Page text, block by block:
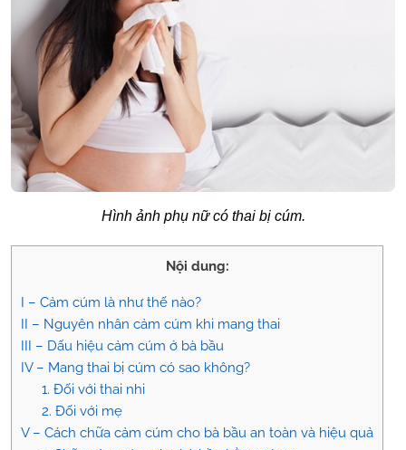
Hình ảnh phụ nữ có thai bị cúm.
Nội dung:
I – Cảm cúm là như thế nào?
II – Nguyên nhân cảm cúm khi mang thai
III – Dấu hiệu cảm cúm ở bà bầu
IV – Mang thai bị cúm có sao không?
1. Đối với thai nhi
2. Đối với mẹ
V – Cách chữa cảm cúm cho bà bầu an toàn và hiệu quả